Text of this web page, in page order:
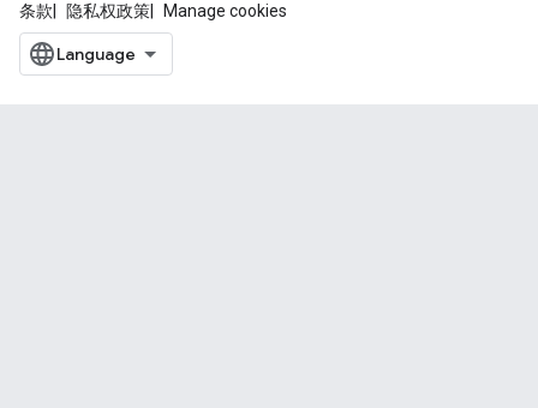
条款 隐私权政策 Manage cookies